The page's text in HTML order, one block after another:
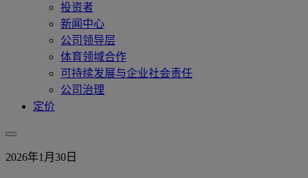
投资者
新闻中心
公司领导层
体育领域合作
可持续发展与企业社会责任
公司治理
定价
2026年1月30日